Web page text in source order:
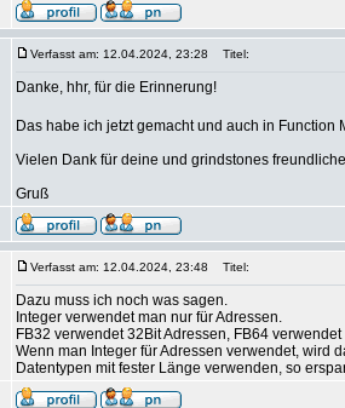
Verfasst am: 12.04.2024, 23:28 Titel:
Danke, hhr, für die Erinnerung!
Das habe ich jetzt gemacht und auch in
Vielen Dank für deine und grindstones
Gruß
Verfasst am: 12.04.2024, 23:48 Titel:
Dazu muss ich noch was sagen.
Integer verwendet man nur für Adressen.
FB32 verwendet 32Bit Adressen, FB64
Wenn man Integer für Adressen verwendet, wird
Datentypen mit fester Länge verwenden, so